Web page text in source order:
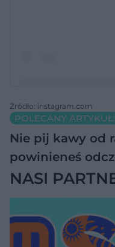
Post udostępniony przez
(@michal_domaszewski)
Źródło: instagram.com
POLECANY ARTYKUŁ:
Nie pij kawy od
powinieneś
NASI